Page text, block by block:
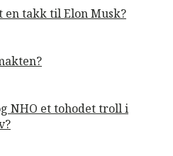
takk til Elon Musk?
NHO et tohodet troll i